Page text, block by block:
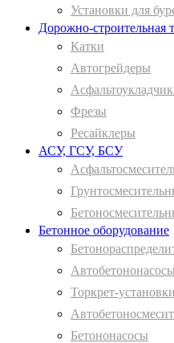
Установки для
Дорожно-строительная
Катки
Автогрейдеры
Фрезы
Ресайклеры
АСУ, ГСУ, БСУ
Бетонное оборудование
Автобетононасосы
Торкрет-установки
Бетононасосы